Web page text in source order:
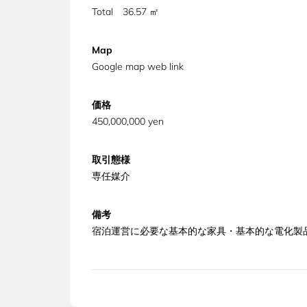
Total 36.57 ㎡
Map
Google map web link
価格
450,000,000 yen
取引態様
専任媒介
備考
宿泊運営に必要な基本的な家具・基本的な電化製